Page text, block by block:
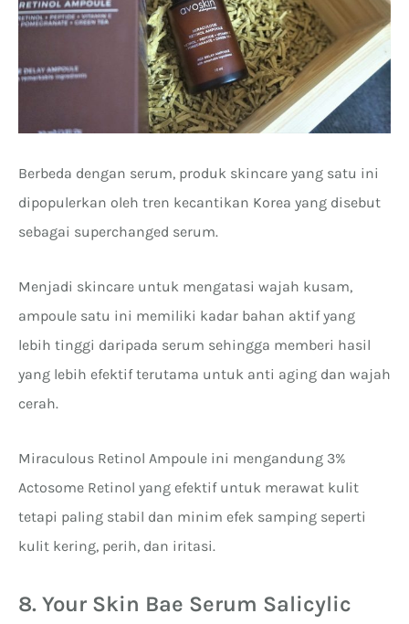
Berbeda dengan serum, produk skincare yang satu ini
dipopulerkan oleh tren kecantikan Korea yang disebut
sebagai superchanged serum.
Menjadi skincare untuk mengatasi wajah kusam,
ampoule satu ini memiliki kadar bahan aktif yang
lebih tinggi daripada serum sehingga memberi hasil
yang lebih efektif terutama untuk anti aging dan wajah
cerah.
Miraculous Retinol Ampoule ini mengandung 3%
Actosome Retinol yang efektif untuk merawat kulit
tetapi paling stabil dan minim efek samping seperti
kulit kering, perih, dan iritasi.
8. Your Skin Bae Serum Salicylic